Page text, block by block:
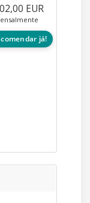
EUR
já!